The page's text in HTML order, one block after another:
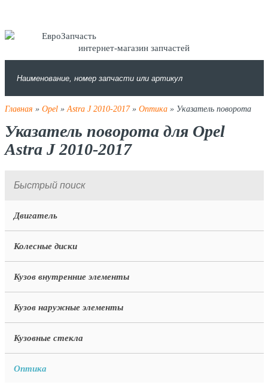
интернет-магазин запчастей
Главная » Opel»Astra J 2010-2017» Оптика» Указатель поворота
Указатель поворота для Opel
Astra J 2010-2017
Двигатель
Колесные диски
Кузов внутренние элементы
Кузов наружные элементы
Кузовные стекла
Оптика